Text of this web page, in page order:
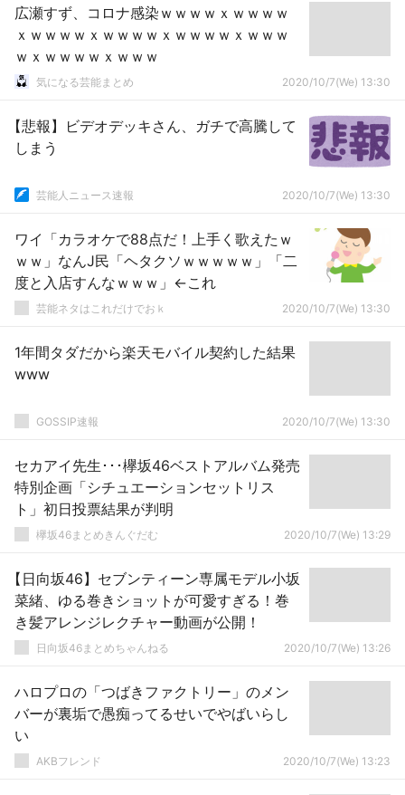
広瀬すず、コロナ感染ｗｗｗｗｘｗｗｗｗ
ｘｗｗｗｗｘｗｗｗｗｘｗｗｗｗｘｗｗｗ
ｗｘｗｗｗｗｘｗｗｗ
気になる芸能まとめ 2020/10/7(We) 13:30
【悲報】ビデオデッキさん、ガチで高騰して
しまう
芸能人ニュース速報 2020/10/7(We) 13:30
ワイ「カラオケで88点だ！上手く歌えたｗ
ｗｗ」なんJ民「ヘタクソｗｗｗｗｗ」「二
度と入店すんなｗｗｗ」←これ
芸能ネタはこれだけでおｋ 2020/10/7(We) 13:30
1年間タダだから楽天モバイル契約した結果
www
GOSSIP速報 2020/10/7(We) 13:30
セカアイ先生･･･欅坂46ベストアルバム発売
特別企画「シチュエーションセットリス
ト」初日投票結果が判明
欅坂46まとめきんぐだむ 2020/10/7(We) 13:29
【日向坂46】セブンティーン専属モデル小坂
菜緒、ゆる巻きショットが可愛すぎる！巻
き髪アレンジレクチャー動画が公開！
日向坂46まとめちゃんねる 2020/10/7(We) 13:26
ハロプロの「つばきファクトリー」のメン
バーが裏垢で愚痴ってるせいでやばいらし
い
AKBフレンド 2020/10/7(We) 13:23